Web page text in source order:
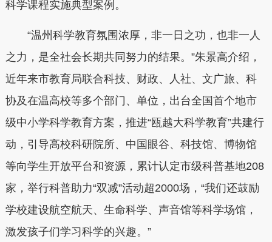
科学课程实施典型案例。
“温州科学教育氛围浓厚，非一日之功，也非一人
之力，是全社会长期共同努力的结果。”朱景高介绍，
近年来市教育局联合科技、财政、人社、文广旅、科
协及在温高校等多个部门、单位，出台全国首个地市
级中小学科学教育方案，推进“瓯越大科学教育”共建行
动，引导高校科研院所、中国眼谷、科技馆、博物馆
等向学生开放平台和资源，累计认定市级科普基地208
家，举行科普助力“双减”活动超2000场，“我们还鼓励
学校建设航空航天、生命科学、声音馆等科学场馆，
激发孩子们学习科学的兴趣。”